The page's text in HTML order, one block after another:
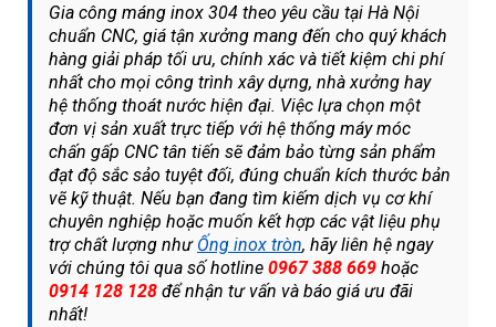
Gia công máng inox 304 theo yêu cầu tại Hà Nội
chuẩn CNC, giá tận xưởng mang đến cho quý khách
hàng giải pháp tối ưu, chính xác và tiết kiệm chi phí
nhất cho mọi công trình xây dựng, nhà xưởng hay
hệ thống thoát nước hiện đại. Việc lựa chọn một
đơn vị sản xuất trực tiếp với hệ thống máy móc
chấn gấp CNC tân tiến sẽ đảm bảo từng sản phẩm
đạt độ sắc sảo tuyệt đối, đúng chuẩn kích thước bản
vẽ kỹ thuật. Nếu bạn đang tìm kiếm dịch vụ cơ khí
chuyên nghiệp hoặc muốn kết hợp các vật liệu phụ
trợ chất lượng như Ống inox tròn, hãy liên hệ ngay
với chúng tôi qua số hotline 0967 388 669 hoặc
0914 128 128 để nhận tư vấn và báo giá ưu đãi
nhất!